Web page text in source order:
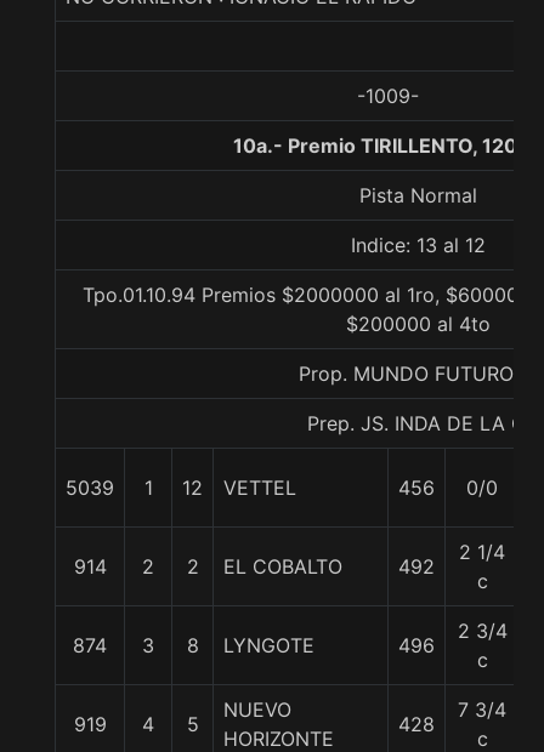
-1009-
10a.- Premio TIRILLENTO, 1200
Pista Normal
Indice: 13 al 12
Tpo.01.10.94 Premios $2000000 al 1ro,
$200000 al 4to
Prop. MUNDO FUTURO H.
Prep. JS. INDA DE LA C.
5039 1 12 VETTEL 456 0/0
914 2 2 EL COBALTO 492
2 1/4
c
874 3 8 LYNGOTE 496
2 3/4
c
919 4 5
NUEVO
HORIZONTE
428
7 3/4
c